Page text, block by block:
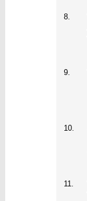
8.
9.
10.
11.